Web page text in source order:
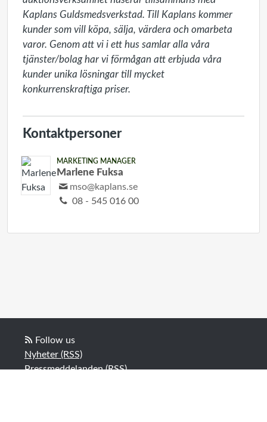
Kaplans Guldsmedsverkstad. Till Kaplans kommer
kunder som vill köpa, sälja, värdera och omarbeta
varor. Genom att vi i ett hus samlar alla våra
tjänster/bolag har vi förmågan att erbjuda våra
kunder unika lösningar till mycket
konkurrenskraftiga priser.
Kontaktpersoner
MARKETING MANAGER
Marlene Fuksa
mso@kaplans.se
08 - 545 016 00
Follow us
Nyheter (RSS)
Pressmeddelanden (RSS)